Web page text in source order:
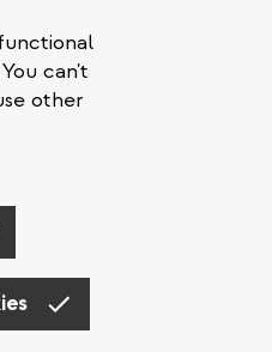
can't
other